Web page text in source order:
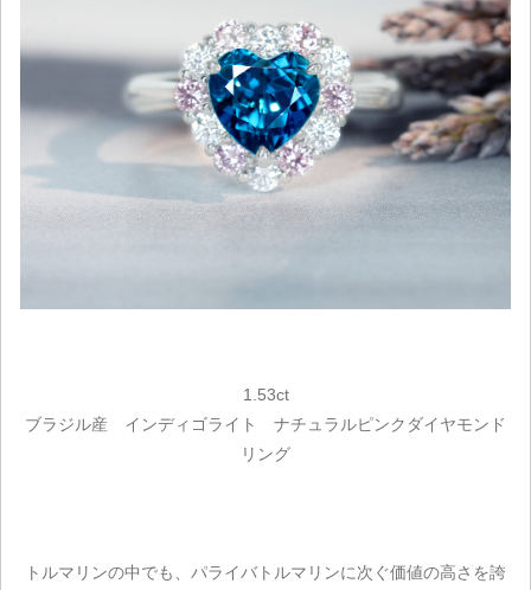
1.53ct
ブラジル産 インディゴライト ナチュラルピンクダイヤモンド
リング
トルマリンの中でも、パライバトルマリンに次ぐ価値の高さを誇